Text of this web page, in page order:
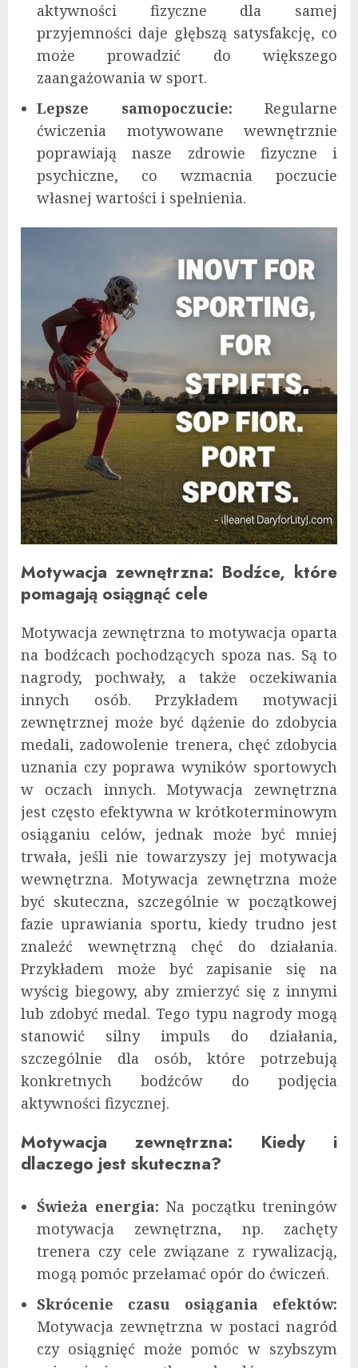
aktywności fizyczne dla samej
przyjemności daje głębszą satysfakcję, co
może prowadzić do większego
zaangażowania w sport.
Lepsze samopoczucie: Regularne
ćwiczenia motywowane wewnętrznie
poprawiają nasze zdrowie fizyczne i
psychiczne, co wzmacnia poczucie
własnej wartości i spełnienia.
Motywacja zewnętrzna: Bodźce, które
pomagają osiągnąć cele
Motywacja zewnętrzna to motywacja oparta
na bodźcach pochodzących spoza nas. Są to
nagrody, pochwały, a także oczekiwania
innych osób. Przykładem motywacji
zewnętrznej może być dążenie do zdobycia
medali, zadowolenie trenera, chęć zdobycia
uznania czy poprawa wyników sportowych
w oczach innych. Motywacja zewnętrzna
jest często efektywna w krótkoterminowym
osiąganiu celów, jednak może być mniej
trwała, jeśli nie towarzyszy jej motywacja
wewnętrzna. Motywacja zewnętrzna może
być skuteczna, szczególnie w początkowej
fazie uprawiania sportu, kiedy trudno jest
znaleźć wewnętrzną chęć do działania.
Przykładem może być zapisanie się na
wyścig biegowy, aby zmierzyć się z innymi
lub zdobyć medal. Tego typu nagrody mogą
stanowić silny impuls do działania,
szczególnie dla osób, które potrzebują
konkretnych bodźców do podjęcia
aktywności fizycznej.
Motywacja zewnętrzna: Kiedy i
dlaczego jest skuteczna?
Świeża energia: Na początku treningów
motywacja zewnętrzna, np. zachęty
trenera czy cele związane z rywalizacją,
mogą pomóc przełamać opór do ćwiczeń.
Skrócenie czasu osiągania efektów:
Motywacja zewnętrzna w postaci nagród
czy osiągnięć może pomóc w szybszym